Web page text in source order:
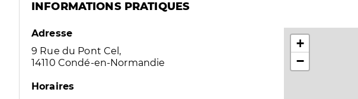
INFORMATIONS PRATIQUES
Adresse
9 Rue du Pont Cel,
14110 Condé-en-Normandie
Horaires
+
−